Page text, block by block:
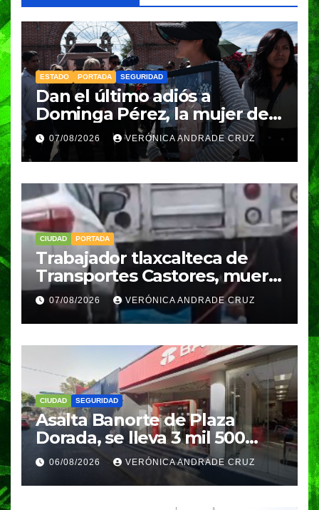
ESTADO PORTADA SEGURIDAD
Dan el último adiós a
Dominga Pérez, la mujer de
83 años asesinada durante
un asalto en Amozoc
07/08/2026 VERÓNICA ANDRADE CRUZ
CIUDAD PORTADA
Trabajador tlaxcalteca de
Transportes Castores, muere
aplastado por azulejos en
Puebla
07/08/2026 VERÓNICA ANDRADE CRUZ
CIUDAD SEGURIDAD
Asalta Banorte de Plaza
Dorada, se lleva 3 mil 500
pesos
06/08/2026 VERÓNICA ANDRADE CRUZ